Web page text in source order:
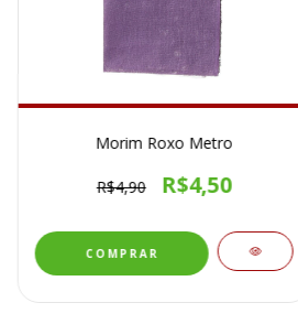
Morim Roxo Metro
R$4,90 R$4,50